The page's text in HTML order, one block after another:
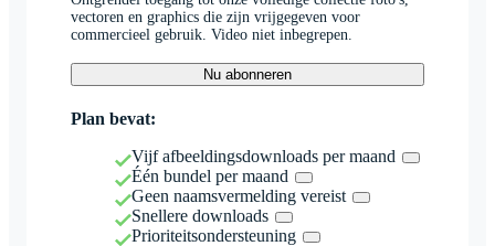
vectoren en graphics die zijn vrijgegeven voor
commercieel gebruik. Video niet inbegrepen.
Nu abonneren
Plan bevat:
Vijf afbeeldingsdownloads per maand
Één bundel per maand
Geen naamsvermelding vereist
Snellere downloads
Prioriteitsondersteuning